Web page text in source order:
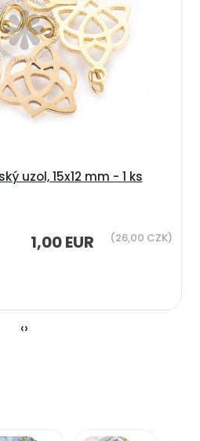
uzol, 15x12 mm - 1 ks
1,00 EUR (26,00 CZK)
‹›